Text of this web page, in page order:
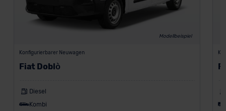
Modellbeispiel
Konfigurierbarer Neuwagen
Fiat Doblò
Diesel
Kombi